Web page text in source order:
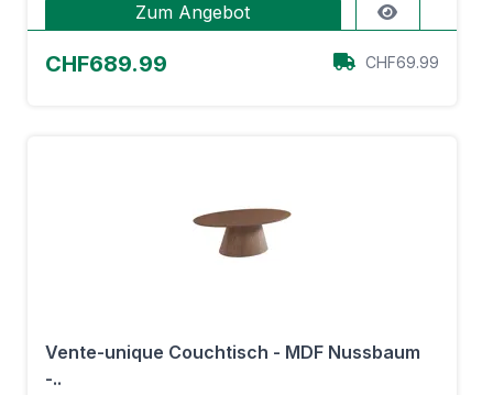
Zum Angebot
CHF689.99 CHF69.99
Vente-unique Couchtisch - MDF Nussbaum
-..